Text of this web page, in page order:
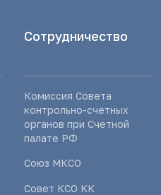
Сотрудничество
Комиссия Совета
контрольно-счетных
органов при Счетной
палате РФ
Союз МКСО
Совет КСО КК